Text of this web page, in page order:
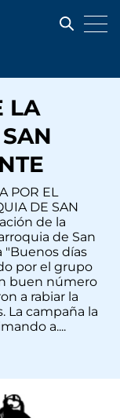
LA
POR EL
DE SAN
de la
de San
"Buenos días
por el grupo
buen número
a rabiar la
La campaña la
a....